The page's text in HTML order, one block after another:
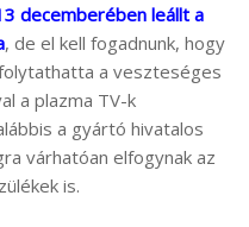
decemberében leállt a
, de el kell fogadnunk, hogy
a veszteséges
a plazma TV-k
a gyártó hivatalos
várhatóan elfogynak az
is.